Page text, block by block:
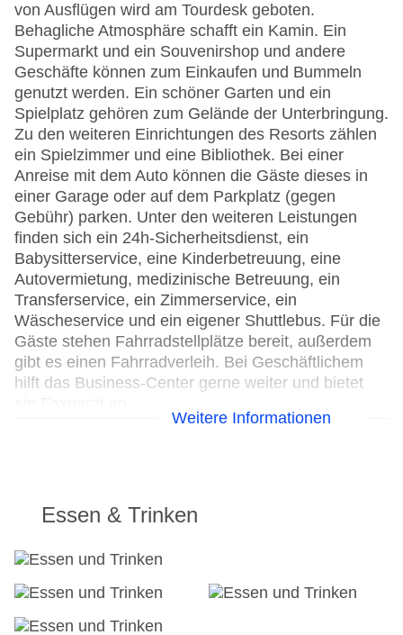
von Ausflügen wird am Tourdesk geboten.
Behagliche Atmosphäre schafft ein Kamin. Ein
Supermarkt und ein Souvenirshop und andere
Geschäfte können zum Einkaufen und Bummeln
genutzt werden. Ein schöner Garten und ein
Spielplatz gehören zum Gelände der Unterbringung.
Zu den weiteren Einrichtungen des Resorts zählen
ein Spielzimmer und eine Bibliothek. Bei einer
Anreise mit dem Auto können die Gäste dieses in
einer Garage oder auf dem Parkplatz (gegen
Gebühr) parken. Unter den weiteren Leistungen
finden sich ein 24h-Sicherheitsdienst, ein
Babysitterservice, eine Kinderbetreuung, eine
Autovermietung, medizinische Betreuung, ein
Transferservice, ein Zimmerservice, ein
Wäscheservice und ein eigener Shuttlebus. Für die
Gäste stehen Fahrradstellplätze bereit, außerdem
gibt es einen Fahrradverleih. Bei Geschäftlichem
hilft das Business-Center gerne weiter und bietet
Check-out bis: 12:00:00
Konferenzraum
Garten: ohne Gebühr
Hoteleröffnung: 2004
WLAN/WiFi im Hotel
Weitere Informationen
Essen & Trinken